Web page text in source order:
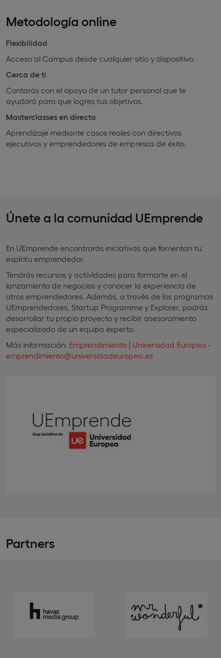
Metodología online
Flexibilidad
Acceso al Campus desde cualquier sitio y dispositivo.
Cerca de ti
Contarás con el apoyo de un tutor personal que te
ayudará para que logres tus objetivos.
Masterclasses en directo
Aprendizaje mediante casos reales con directivos
ejecutivos y emprendedores de empresas de éxito.
Únete a la comunidad UEmprende
En UEmprende encontrarás iniciativas que fomentan tu
espíritu emprendedor.
Tendrás recursos y actividades para formarte en el
lanzamiento de negocios y conocer la experiencia de
otros emprendedores. Además, a través de los programas
UEmprendedores, Startup Programme y Explorer, podrás
desarrollar tu propio proyecto y recibir asesoramiento
especializado de un equipo experto.
Más información: Emprendimiento | Universidad Europea -
emprendimiento@universidadeuropea.es
Partners